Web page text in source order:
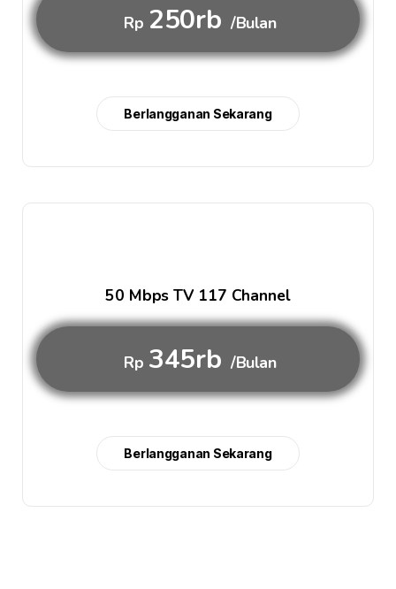
Rp 250rb /Bulan
Berlangganan Sekarang
50 Mbps TV 117 Channel
Rp 345rb /Bulan
Berlangganan Sekarang